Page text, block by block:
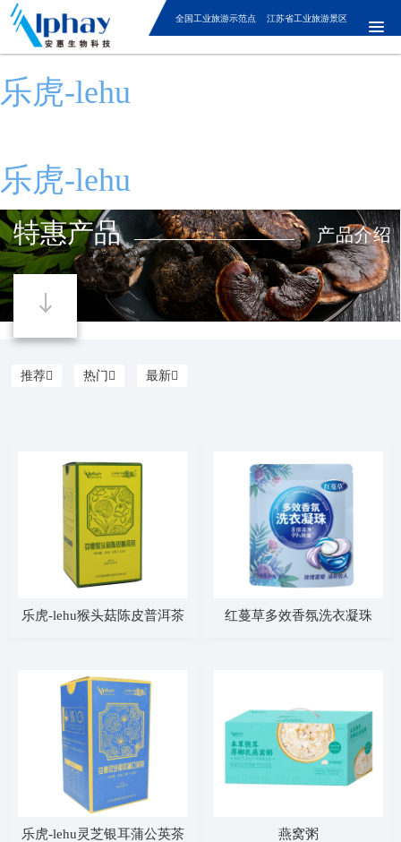
乐虎-lehu
乐虎-lehu
全国工业旅游示范点 江苏省工业旅游景区
特惠产品 产品介绍
推荐 热门 最新
乐虎-lehu猴头菇陈皮普洱茶 红蔓草多效香氛洗衣凝珠
乐虎-lehu灵芝银耳蒲公英茶 燕窝粥